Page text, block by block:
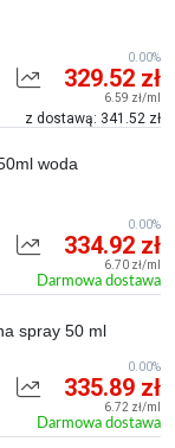
329.52 zł
6.59 zł/ml
z dostawą: 341.52 zł
0.00%
woda
334.92 zł
6.70 zł/ml
Darmowa dostawa
0.00%
spray 50 ml
335.89 zł
6.72 zł/ml
Darmowa dostawa
0.00%